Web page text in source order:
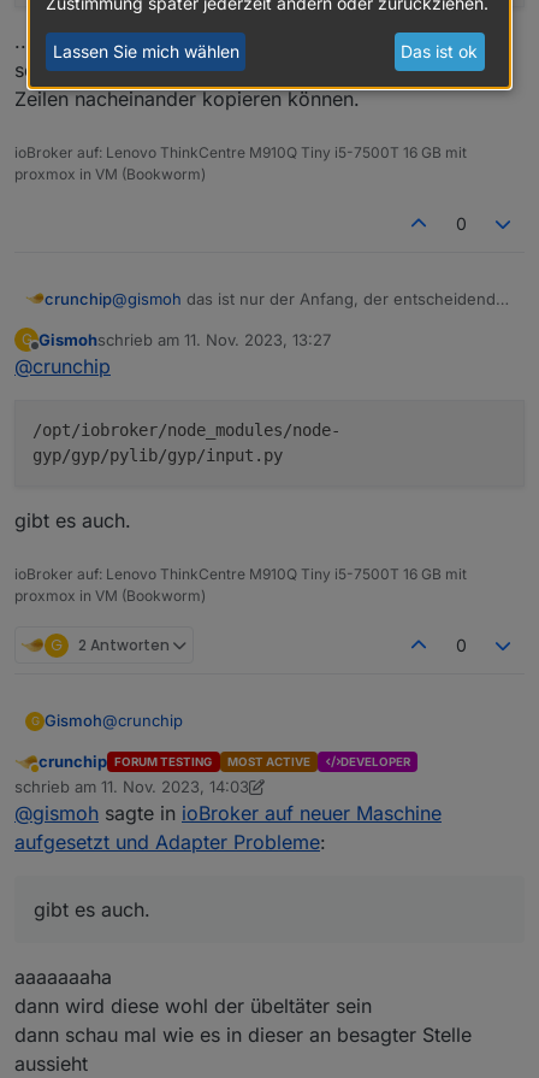
from gyp.common
linkable_types = [
"executable"
]
# A list of sections that contain links to
dependency_sections = [
# base_path_sections is a list of sections
# pathnames.  The generators can provide
base_path_sections = [
"files",
"include_dirs"
"sources"
path_sections = set()
# These per-process dictionaries are used to
# in parallel mode.
# without the trailing characters.  '/' is
# because there's no way for a regular
...höre mit dem einkopieren auf, denn die Datei scheint
seeeehr lang zu sein, und habe immer nur einzelne
Zeilen nacheinander kopieren können.
ioBroker auf: Lenovo ThinkCentre M910Q Tiny i5-7500T 16 GB mit
proxmox in VM (Bookworm)
0
crunchip@gismoh das ist nur der Anfang, der entscheidende
def LoadOneBuildFile(build_file_path,
die andere Datei gibt es nicht?
G Gismohschrieb am 11. Nov. 2023, 13:27
zuletzt editiert von
@crunchip
/opt/iobroker/node_modules/node-
gyp/gyp/pylib/gyp/input.py
gibt es auch.
ioBroker auf: Lenovo ThinkCentre M910Q Tiny i5-7500T 16 GB mit
proxmox in VM (Bookworm)
G 2 Antworten 0
G Gismoh@crunchip
gibt es auch.
Abwesend
crunchip FORUM TESTING MOST ACTIVE DEVELOPER
schrieb am 11. Nov. 2023, 14:03
zuletzt editiert von crunchip11. Nov. 2023, 15:04
@gismoh sagte in ioBroker auf neuer Maschine
aufgesetzt und Adapter Probleme:
gibt es auch.
aaaaaaaha
dann wird diese wohl der übeltäter sein
dann schau mal wie es in dieser an besagter Stelle
aussieht
Lassen Sie mich wählen Das ist ok